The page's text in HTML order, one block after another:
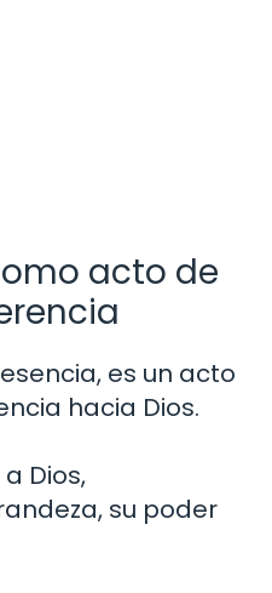
acto de
es un acto
hacia Dios.
Dios,
su poder